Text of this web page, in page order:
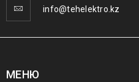
info@tehelektro.kz
МЕНЮ